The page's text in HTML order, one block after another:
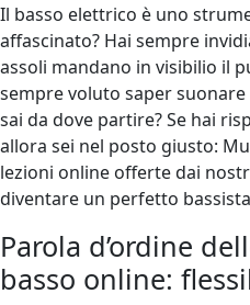
Il basso elettrico è uno
affascinato? Hai sempre
assoli mandano in visibilio il
sempre voluto saper
sai da dove partire? Se hai
allora sei nel posto giusto:
lezioni online offerte dai
diventare un perfetto
Parola d’ordine
basso online: